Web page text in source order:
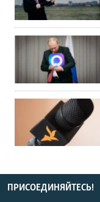
ПРИСОЕДИНЯЙТЕСЬ!